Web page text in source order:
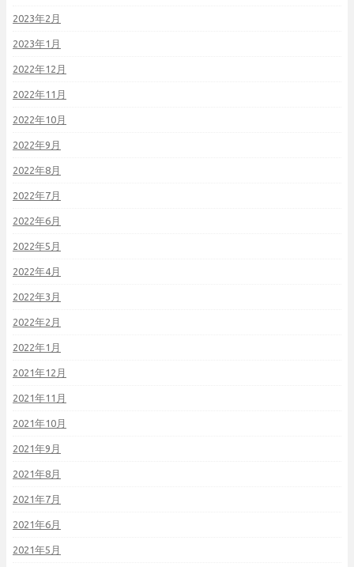
2023年2月
2023年1月
2022年12月
2022年11月
2022年10月
2022年9月
2022年8月
2022年7月
2022年6月
2022年5月
2022年4月
2022年3月
2022年2月
2022年1月
2021年12月
2021年11月
2021年10月
2021年9月
2021年8月
2021年7月
2021年6月
2021年5月